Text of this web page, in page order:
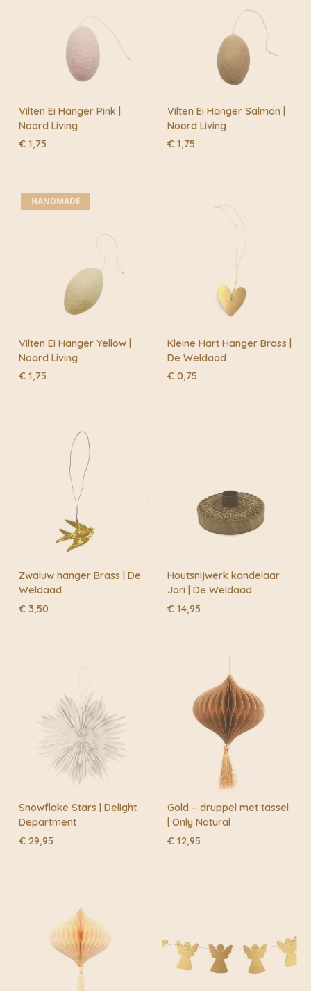
Vilten Ei Hanger Pink |
Noord Living
€ 1,75
Vilten Ei Hanger Salmon |
Noord Living
€ 1,75
HANDMADE
Vilten Ei Hanger Yellow |
Noord Living
€ 1,75
Kleine Hart Hanger Brass |
De Weldaad
€ 0,75
Zwaluw hanger Brass | De
Weldaad
€ 3,50
Houtsnijwerk kandelaar
Jori | De Weldaad
€ 14,95
Snowflake Stars | Delight
Department
€ 29,95
Gold – druppel met tassel
| Only Natural
€ 12,95